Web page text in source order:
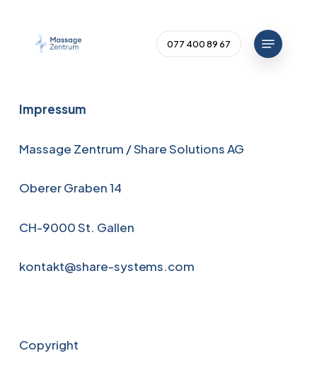
077 400 89 67
Menu
Impressum
Massage Zentrum / Share Solutions AG
Oberer Graben 14
CH-9000 St. Gallen
kontakt@share-systems.com
Copyright
Close